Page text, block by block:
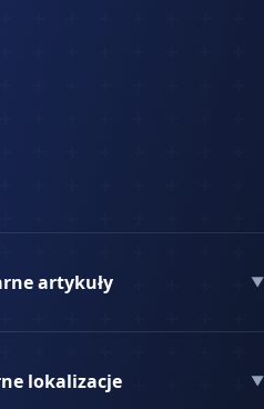
artykuły ▼
lokalizacje ▼